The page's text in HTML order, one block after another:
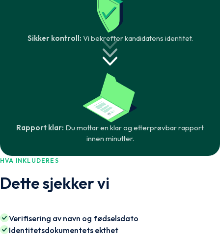
Sikker kontroll: Vi bekrefter kandidatens identitet.
Rapport klar: Du mottar en klar og etterprøvbar rapport
innen minutter.
HVA INKLUDERES
Dette sjekker vi
Verifisering av navn og fødselsdato
Identitetsdokumentets ekthet